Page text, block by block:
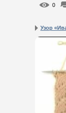
0
Узор